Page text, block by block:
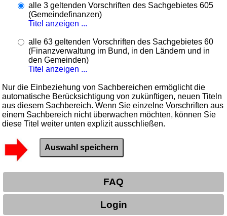
alle 3 geltenden Vorschriften des Sachgebietes 605
(Gemeindefinanzen)
Titel anzeigen ...
alle 63 geltenden Vorschriften des Sachgebietes 60
(Finanzverwaltung im Bund, in den Ländern und in
den Gemeinden)
Titel anzeigen ...
Nur die Einbeziehung von Sachbereichen ermöglicht die
automatische Berücksichtigung von zukünftigen, neuen Titeln
aus diesem Sachbereich. Wenn Sie einzelne Vorschriften aus
einem Sachbereich nicht überwachen möchten, können Sie
diese Titel weiter unten explizit ausschließen.
FAQ
Login